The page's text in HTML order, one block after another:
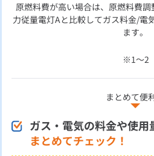
原燃料費が高い場合は、原燃料費
力従量電灯Aと比較してガス料金/電
ます。
※1～2
まとめて便
ガス・電気の料金や使用
まとめてチェック！